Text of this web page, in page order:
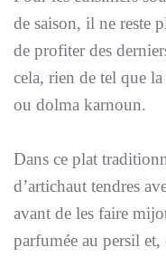
de saison, il ne reste
de profiter des
cela, rien de tel que
ou dolma karnoun.
Dans ce plat
d’artichaut tendres
avant de les faire
parfumée au persil et,